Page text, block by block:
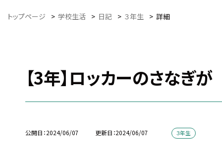
トップページ > 学校生活 > 日記 > ３年生 > 詳細
【3年】ロッカーのさなぎが
公開日 2024/06/07 更新日 2024/06/07 ３年生